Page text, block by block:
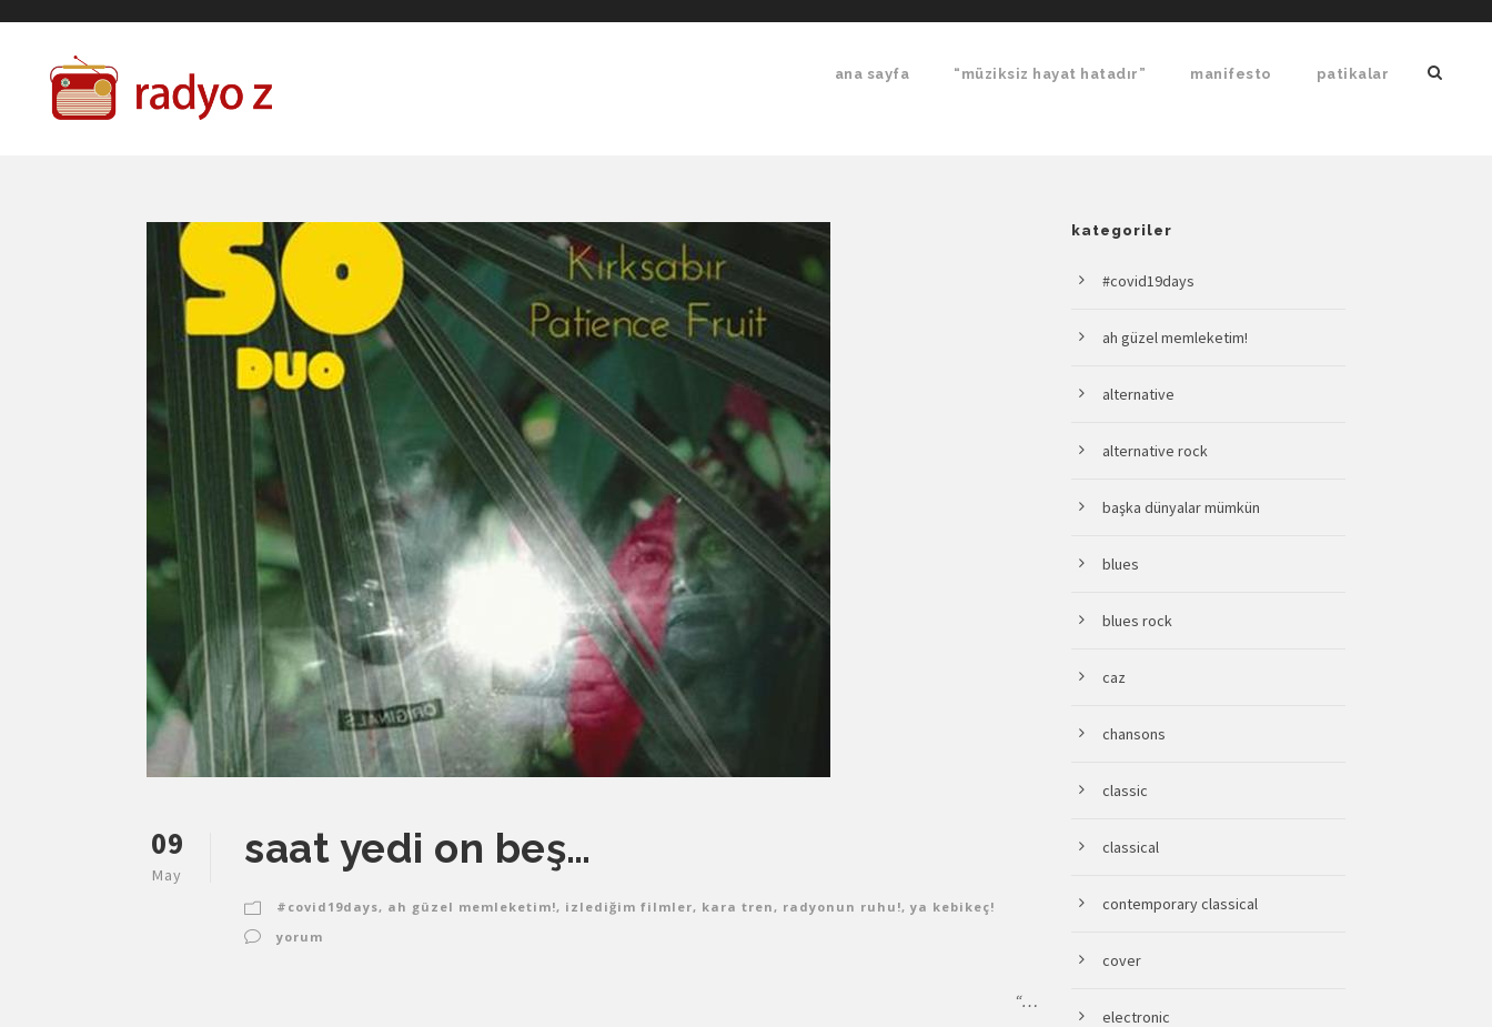
ana sayfa “müziksiz hayat hatadır” manifesto patikalar
09
May
saat yedi on beş…
#covid19days, ah güzel memleketim!, izlediğim filmler, kara tren, radyonun ruhu!, ya kebikeç!
yorum
“…
kategoriler
#covid19days
ah güzel memleketim!
alternative
alternative rock
başka dünyalar mümkün
blues
blues rock
caz
chansons
classic
classical
contemporary classical
cover
electronic